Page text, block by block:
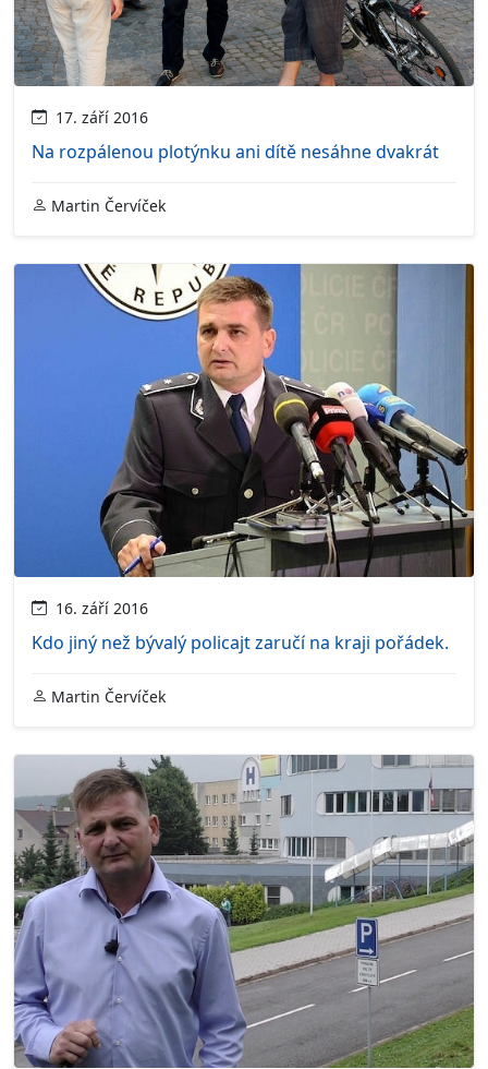
17. září 2016
Na rozpálenou plotýnku ani dítě nesáhne dvakrát
Martin Červíček
16. září 2016
Kdo jiný než bývalý policajt zaručí na kraji pořádek.
Martin Červíček